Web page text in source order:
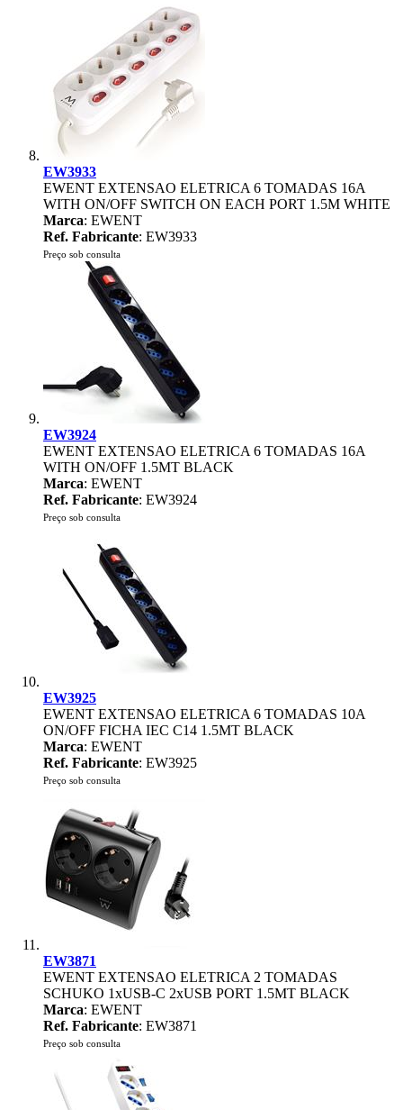
EW3933
EWENT EXTENSAO ELETRICA 6 TOMADAS 16A
WITH ON/OFF SWITCH ON EACH PORT 1.5M WHITE
Marca: EWENT
Ref. Fabricante: EW3933
Preço sob consulta
EW3924
EWENT EXTENSAO ELETRICA 6 TOMADAS 16A
WITH ON/OFF 1.5MT BLACK
Marca: EWENT
Ref. Fabricante: EW3924
Preço sob consulta
EW3925
EWENT EXTENSAO ELETRICA 6 TOMADAS 10A
ON/OFF FICHA IEC C14 1.5MT BLACK
Marca: EWENT
Ref. Fabricante: EW3925
Preço sob consulta
EW3871
EWENT EXTENSAO ELETRICA 2 TOMADAS
SCHUKO 1xUSB-C 2xUSB PORT 1.5MT BLACK
Marca: EWENT
Ref. Fabricante: EW3871
Preço sob consulta